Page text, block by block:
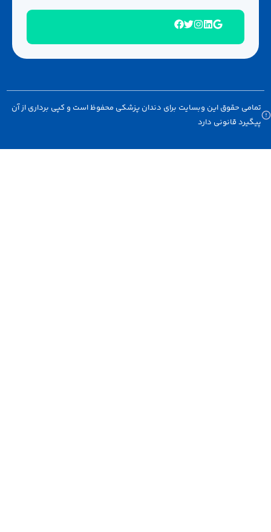
حقوق این وبسایت برای دندان پزشکی محفوظ است و کپی برداری از آن
قانونی دارد